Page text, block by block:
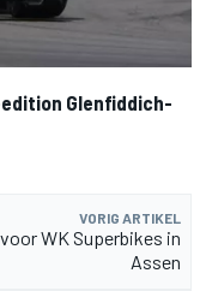
Glenfiddich-
VORIG ARTIKEL
WK Superbikes in
Assen